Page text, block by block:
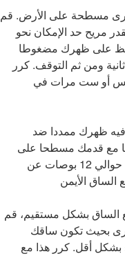
مسطحة على الأرض. قم
مريح حد الإمكان نحو
على ظهرك مضغوطا
الأرض طوال مدة التمدد. استمر لمدة 10 إلى 30 ثانية ومن ثم التوقف. كرر
خمس أو ست مرات في
ظهرك ممددا ضد
مع قدمك مسطحا على
الأرض. ارفع ساقك الأيسر ببط وبشكل مستقيم بزيادة حوالي 12 بوصات عن
الساق بشكل مستقيم، قم
بحيث تكون ساقك
بشكل أقل. كرر هذا مع